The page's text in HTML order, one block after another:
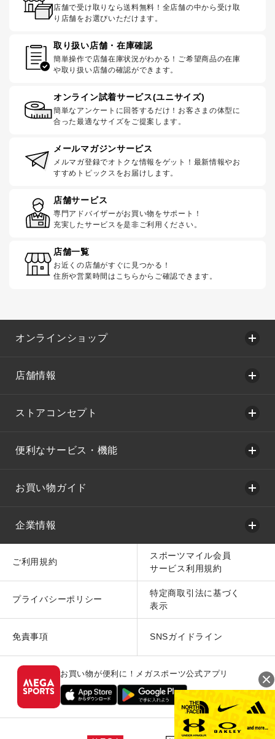
店舗で受け取りなら送料無料！全店舗の中から受け取
り店舗をお選びいただけます。
取り扱い店舗・在庫確認
簡単操作で店舗在庫状況がわかる！ご希望商品の在庫
や取り扱い店舗の確認ができます。
オンライン試着サービス(ユニサイズ)
簡単なアンケートに回答するだけ！お客さまの体型に
合った最適なサイズをご提案します。
メールマガジンサービス
メルマガ登録でオトクな情報をゲット！最新情報やお
すすめトピックスをお届けします。
店舗サービス
専門アドバイザーがお買い物をサポート！
充実したサービスを是非ご利用ください。
店舗一覧
お近くの店舗がすぐに見つかる！
住所や営業時間はこちらからご確認できます。
オンラインショップ
店舗情報
ストアコンセプト
便利なサービス・機能
お買い物ガイド
企業情報
ご利用規約
スポーツマイル会員
サービス利用規約
プライバシーポリシー
特定商取引法に基づく
表示
免責事項 SNSガイドライン
お買い物が便利に！メガスポーツ公式アプリ